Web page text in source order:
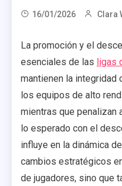
16/01/2026 Clara
La promoción y el
esenciales de las ligas
mantienen la integridad
los equipos de alto
mientras que penalizan
lo esperado con el
influye en la dinámica
cambios estratégicos
de jugadores, sino que